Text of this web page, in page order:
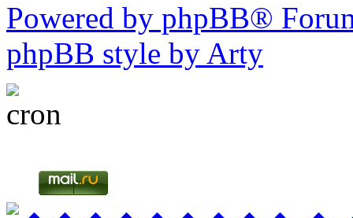
Powered by phpBB®
phpBB style by Arty